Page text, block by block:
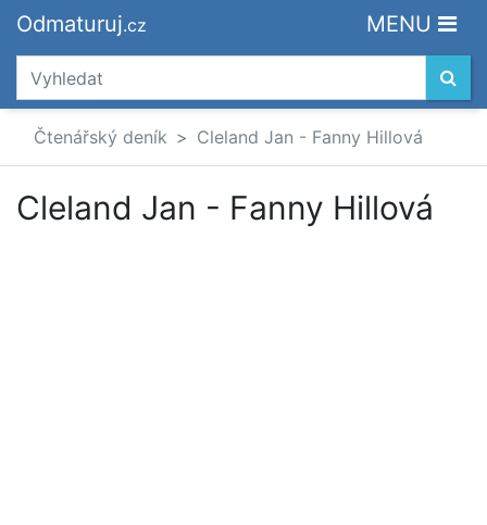
Odmaturuj.cz MENU
Čtenářský deník Cleland Jan - Fanny Hillová
Cleland Jan - Fanny Hillová